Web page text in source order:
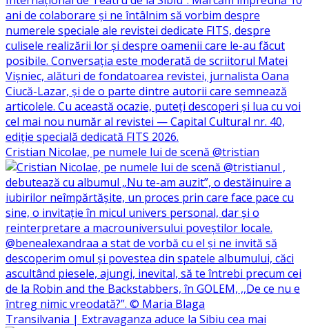
Cristian Nicolae, pe numele lui de scenă @tristian
Transilvania | Extravaganza aduce la Sibiu cea mai